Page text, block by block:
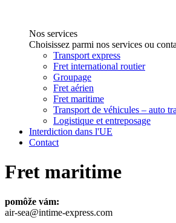
Nos services
Choisissez parmi nos services ou
Transport express
Fret international routier
Groupage
Fret aérien
Fret maritime
Transport de véhicules – auto
Logistique et entreposage
Interdiction dans l'UE
Contact
Fret maritime
pomôže vám:
air-sea@intime-express.com